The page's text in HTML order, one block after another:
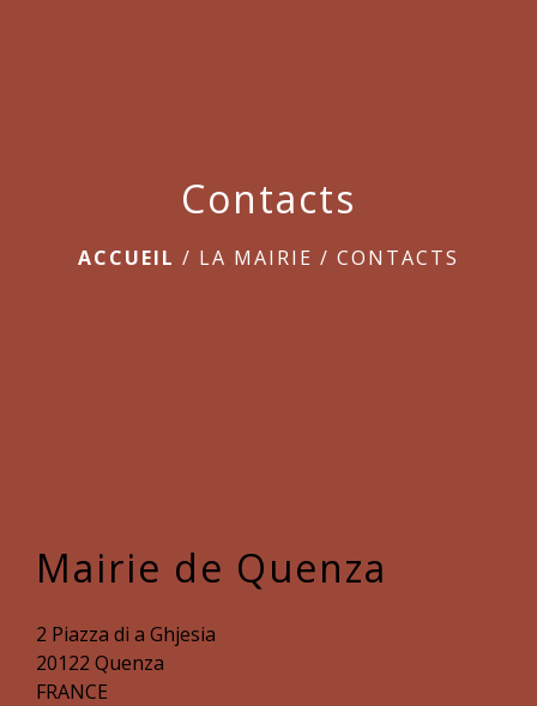
Contacts
ACCUEIL / LA MAIRIE / CONTACTS
Mairie de Quenza
2 Piazza di a Ghjesia
20122 Quenza
FRANCE